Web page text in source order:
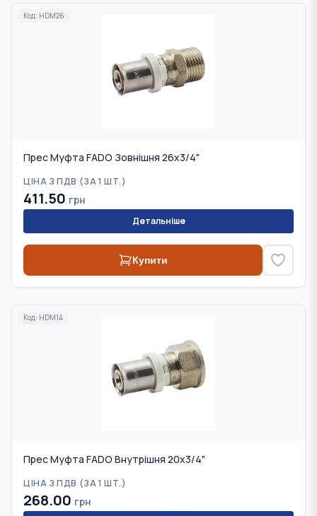
Код: HDM26
Прес Муфта FADO Зовнішня 26x3/4"
ЦІНА З ПДВ (ЗА 1 ШТ.)
411.50 грн
Детальніше
Купити
Код: HDM14
Прес Муфта FADO Внутрішня 20х3/4"
ЦІНА З ПДВ (ЗА 1 ШТ.)
268.00 грн